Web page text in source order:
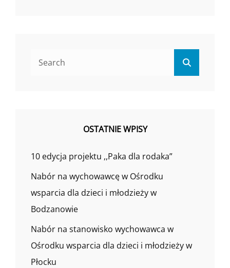
OSTATNIE WPISY
10 edycja projektu ,,Paka dla rodaka”
Nabór na wychowawcę w Ośrodku
wsparcia dla dzieci i młodzieży w
Bodzanowie
Nabór na stanowisko wychowawca w
Ośrodku wsparcia dla dzieci i młodzieży w
Płocku